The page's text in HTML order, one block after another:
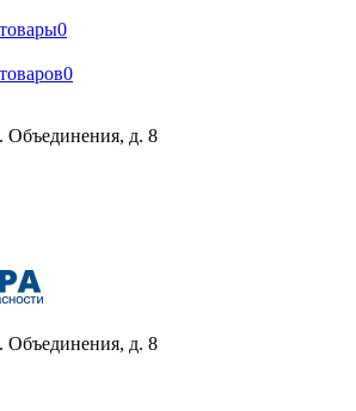
0
0
Объединения, д. 8
Объединения, д. 8